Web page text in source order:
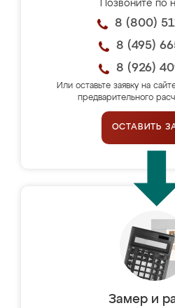
Позвоните по
8 (800)
8 (495)
8 (926)
Или оставьте заявку на
предварительного
ОСТАВИТЬ
Замер и